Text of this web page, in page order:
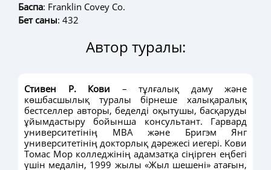
Баспа: Franklin Covey Со.
Бет саны: 432
Автор туралы:
Стивен Р. Кови
– тұлғалық даму және
көшбасшылық туралы бірнеше халықаралық
бестселлер авторы, беделді оқытушы, басқаруды
ұйымдастыру бойынша консультант. Гарвард
университетінің МВА және Бригэм Янг
университетінің докторлық дәрежесі иегері. Кови
Томас Мор колледжінің адамзатқа сіңірген еңбегі
үшін медалін, 1999 жылы «Жыл шешені» атағын,